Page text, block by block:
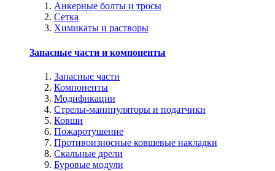
Анкерные болты и тросы
Сетка
Химикаты и растворы
Запасные части и компоненты
Запасные части
Компоненты
Модификации
Стрелы-манипуляторы и податчики
Ковши
Пожаротушение
Противоизносные ковшевые накладки
Скальные дрели
Буровые модули